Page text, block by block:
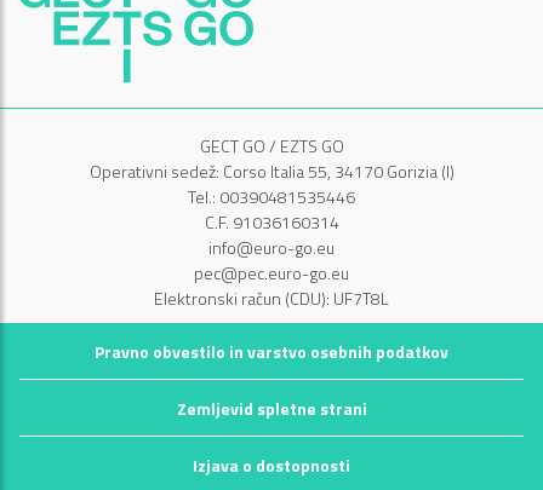
GECT GO / EZTS GO
Operativni sedež: Corso Italia 55, 34170 Gorizia (I)
Tel.: 00390481535446
C.F. 91036160314
info@euro-go.eu
pec@pec.euro-go.eu
Elektronski račun (CDU): UF7T8L
Pravno obvestilo in varstvo osebnih podatkov
Zemljevid spletne strani
Izjava o dostopnosti